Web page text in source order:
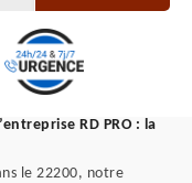
RD PRO : la
le 22200, notre